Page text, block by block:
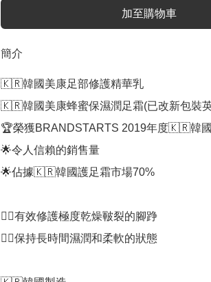
加至購物車
簡介
🇰🇷韓國美康足部修護精華乳
🇰🇷韓國美康蜂蜜保濕潤足霜(已改新包裝
🏆榮獲BRANDSTARTS 2019年度🇰🇷韓
🌟令人信賴的銷售量
🌟佔據🇰🇷韓國護足霜市場70%
👍🏻有效修護極度乾燥皸裂的腳踭
👍🏻保持長時間濕潤和柔軟的狀態